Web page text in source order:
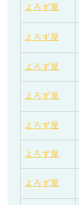
よろず屋
よろず屋
よろず屋
よろず屋
よろず屋
よろず屋
よろず屋